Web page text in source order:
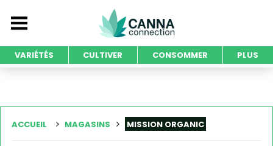
VARIÉTÉS CULTIVER CONSOMMER PLUS
ACCUEIL MAGASINS MISSION ORGANIC